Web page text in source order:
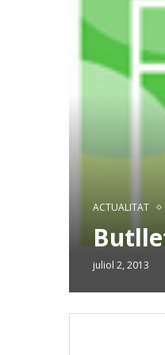
ACTUALITAT
juliol 2, 2013